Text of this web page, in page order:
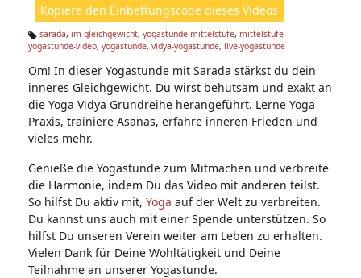
Kopiere den Einbettungscode dieses Videos
Ta
s:
sarada, im gleichgewicht, yogastunde mittelstufe, mittelstufe-
yogastunde-video, yogastunde, vidya-yogastunde, live-yogastunde
Om! In dieser Yogastunde mit Sarada stärkst du dein
inneres Gleichgewicht. Du wirst behutsam und exakt an
die Yoga Vidya Grundreihe herangeführt. Lerne Yoga
Praxis, trainiere Asanas, erfahre inneren Frieden und
vieles mehr.
Genieße die Yogastunde zum Mitmachen und verbreite
die Harmonie, indem Du das Video mit anderen teilst.
So hilfst Du aktiv mit, Yoga auf der Welt zu verbreiten.
Du kannst uns auch mit einer Spende unterstützen. So
hilfst Du unseren Verein weiter am Leben zu erhalten.
Vielen Dank für Deine Wohltätigkeit und Deine
Teilnahme an unserer Yogastunde.